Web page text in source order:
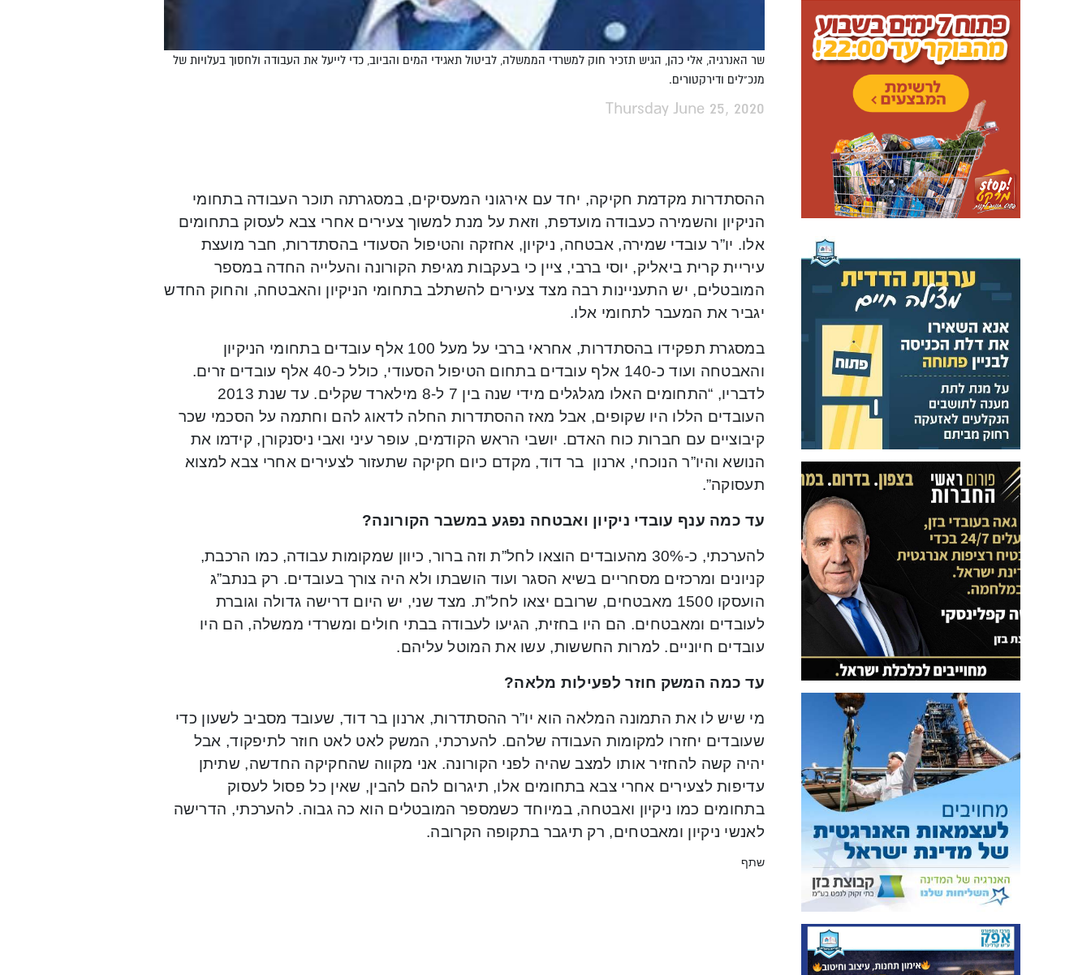
שר האנרגיה, אלי כהן, הגיש תזכיר חוק למשרדי הממשלה, לביטול תאגידי המים והביוב, כדי לייעל את העבודה ולחסוך בעלויות של
מנכ"לים ודירקטורים.
Thursday June 25, 2020
ההסתדרות מקדמת חקיקה, יחד עם אירגוני המעסיקים, במסגרתה תוכר העבודה בתחומי
הניקיון והשמירה כעבודה מועדפת, וזאת על מנת למשוך צעירים אחרי צבא לעסוק בתחומים
אלו. יו”ר עובדי שמירה, אבטחה, ניקיון, אחזקה והטיפול הסעודי בהסתדרות, חבר מועצת
עיריית קרית ביאליק, יוסי ברבי, ציין כי בעקבות מגיפת הקורונה והעלייה החדה במספר
המובטלים, יש התעניינות רבה מצד צעירים להשתלב בתחומי הניקיון והאבטחה, והחוק החדש
יגביר את המעבר לתחומי אלו.
במסגרת תפקידו בהסתדרות, אחראי ברבי על מעל 100 אלף עובדים בתחומי הניקיון
והאבטחה ועוד כ-140 אלף עובדים בתחום הטיפול הסעודי, כולל כ-40 אלף עובדים זרים.
לדבריו, “התחומים האלו מגלגלים מידי שנה בין 7 ל-8 מילארד שקלים. עד שנת 2013
העובדים הללו היו שקופים, אבל מאז ההסתדרות החלה לדאוג להם וחתמה על הסכמי שכר
קיבוציים עם חברות כוח האדם. יושבי הראש הקודמים, עופר עיני ואבי ניסנקורן, קידמו את
הנושא והיו”ר הנוכחי, ארנון בר דוד, מקדם כיום חקיקה שתעזור לצעירים אחרי צבא למצוא
תעסוקה”.
עד כמה ענף עובדי ניקיון ואבטחה נפגע במשבר הקורונה?
להערכתי, כ-30% מהעובדים הוצאו לחל”ת וזה ברור, כיוון שמקומות עבודה, כמו הרכבת,
קניונים ומרכזים מסחריים בשיא הסגר ועוד הושבתו ולא היה צורך בעובדים. רק בנתב”ג
הועסקו 1500 מאבטחים, שרובם יצאו לחל”ת. מצד שני, יש היום דרישה גדולה וגוברת
לעובדים ומאבטחים. הם היו בחזית, הגיעו לעבודה בבתי חולים ומשרדי ממשלה, הם היו
עובדים חיוניים. למרות החששות, עשו את המוטל עליהם.
עד כמה המשק חוזר לפעילות מלאה?
מי שיש לו את התמונה המלאה הוא יו”ר ההסתדרות, ארנון בר דוד, שעובד מסביב לשעון כדי
שעובדים יחזרו למקומות העבודה שלהם. להערכתי, המשק לאט לאט חוזר לתיפקוד, אבל
יהיה קשה להחזיר אותו למצב שהיה לפני הקורונה. אני מקווה שהחקיקה החדשה, שתיתן
עדיפות לצעירים אחרי צבא בתחומים אלו, תיגרום להם להבין, שאין כל פסול לעסוק
בתחומים כמו ניקיון ואבטחה, במיוחד כשמספר המובטלים הוא כה גבוה. להערכתי, הדרישה
לאנשי ניקיון ומאבטחים, רק תיגבר בתקופה הקרובה.
שתף